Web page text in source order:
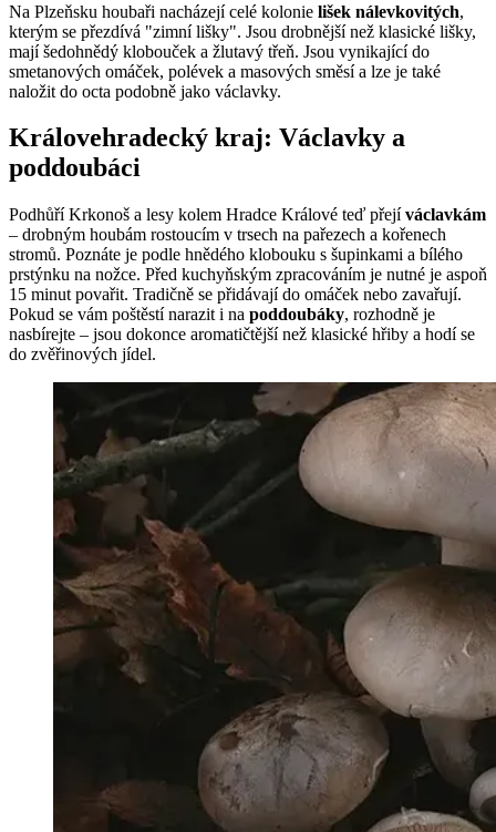
Na Plzeňsku houbaři nacházejí celé kolonie lišek nálevkovitých,
kterým se přezdívá "zimní lišky". Jsou drobnější než klasické lišky,
mají šedohnědý klobouček a žlutavý třeň. Jsou vynikající do
smetanových omáček, polévek a masových směsí a lze je také
naložit do octa podobně jako václavky.
Královehradecký kraj: Václavky a
poddoubáci
Podhůří Krkonoš a lesy kolem Hradce Králové teď přejíváclavkám
– drobným houbám rostoucím v trsech na pařezech a kořenech
stromů. Poznáte je podle hnědého klobouku s šupinkami a bílého
prstýnku na nožce. Před kuchyňským zpracováním je nutné je aspoň
15 minut povařit. Tradičně se přidávají do omáček nebo zavařují.
Pokud se vám poštěstí narazit i na poddoubáky, rozhodně je
nasbírejte – jsou dokonce aromatičtější než klasické hřiby a hodí se
do zvěřinových jídel.